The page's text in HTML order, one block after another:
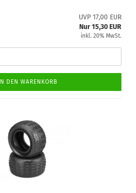
UVP 17,00 EUR
Nur 15,30 EUR
inkl. 20% MwSt.
IN DEN WARENKORB